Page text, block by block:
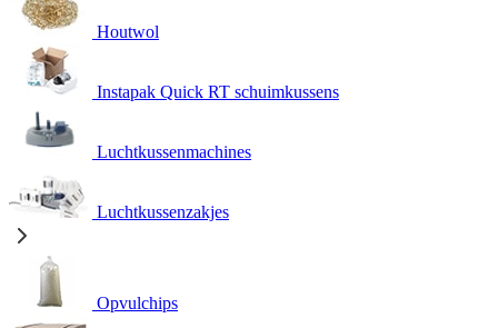
Houtwol
Instapak Quick RT schuimkussens
Luchtkussenmachines
Luchtkussenzakjes
Opvulchips